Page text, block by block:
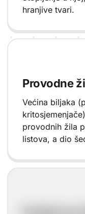
hranjive tvari.
Provodne
Većina biljaka
provodnih žila
listova, a dio